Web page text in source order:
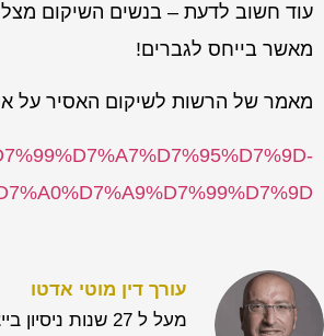
עוד חשוב לדעת – בנשים השיקום
מאשר בייחס לגברים!
מאמר של הרשות לשיקום האסיר על
עורך דין מוטי אדטו
מעל ל 27 שנות